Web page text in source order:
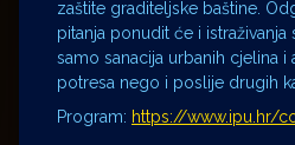
zaštite graditeljske baštine.
pitanja ponudit će i istraživanja
samo sanacija urbanih cjelina i
potresa nego i poslije drugih
Program: https://www.ipu.hr/